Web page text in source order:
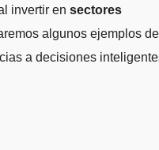
invertir en sectores
algunos ejemplos de
a decisiones